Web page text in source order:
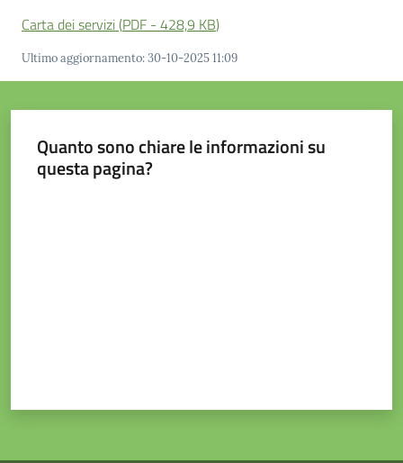
Carta dei servizi(PDF - 428,9 KB)
Ultimo aggiornamento:30-10-2025 11:09
Quanto sono chiare le informazioni su
questa pagina?